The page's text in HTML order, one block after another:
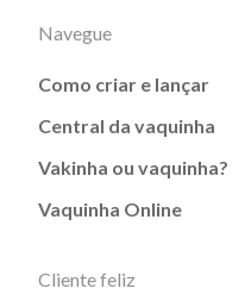
Navegue
Como criar e lançar
Central da vaquinha
Vakinha ou vaquinha?
Vaquinha Online
Cliente feliz